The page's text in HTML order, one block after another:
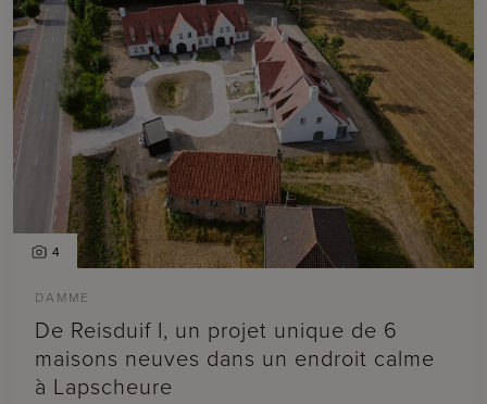
4
DAMME
De Reisduif I, un projet unique de 6
maisons neuves dans un endroit calme
à Lapscheure